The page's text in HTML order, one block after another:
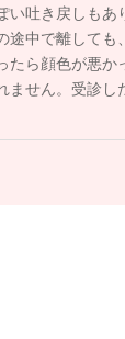
吐き戻しもあ
中で離しても
たら顔色が悪
ません。受診し